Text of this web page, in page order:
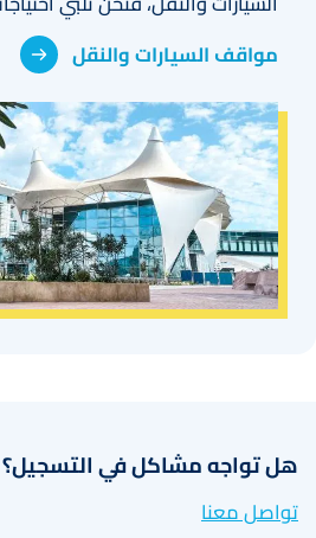
مواقف السيارات والنقل
صورة
هل تواجه مشاكل في التسجيل؟
تواصل معنا